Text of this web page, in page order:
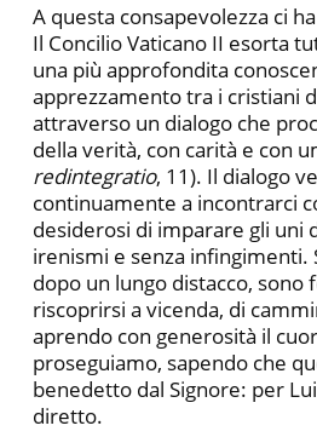
A questa consapevolezza ci
Il Concilio Vaticano II esorta
una più approfondita
apprezzamento tra i cristiani
attraverso un dialogo che
della verità, con carità e con
redintegratio, 11). Il dialogo
continuamente a incontrarci
desiderosi di imparare gli uni
irenismi e senza infingimenti.
dopo un lungo distacco, sono
riscoprirsi a vicenda, di
aprendo con generosità il
proseguiamo, sapendo che
benedetto dal Signore: per
diretto.